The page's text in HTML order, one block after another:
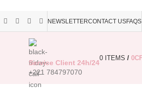
NEWSLETTERCONTACT USFAQS
Service Client 24h/24
+221 784797070
0 ITEMS / 0